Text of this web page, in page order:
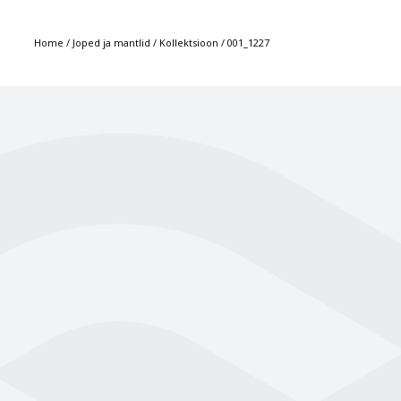
Home / Joped ja mantlid / Kollektsioon / 001_1227